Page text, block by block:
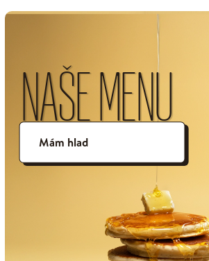
NAŠE MENU
Mám hlad